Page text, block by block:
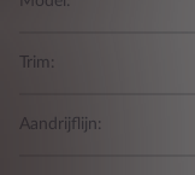
Trim:
Aandrijflijn: